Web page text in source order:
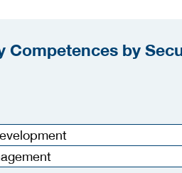
Competences by